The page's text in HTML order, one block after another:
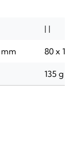
| |
mm 80 x
135 g